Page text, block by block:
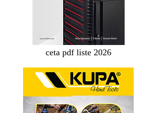
ceta pdf liste 2026